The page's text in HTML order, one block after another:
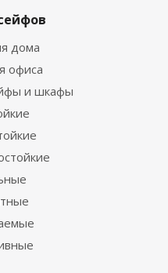
дома
офиса
и шкафы